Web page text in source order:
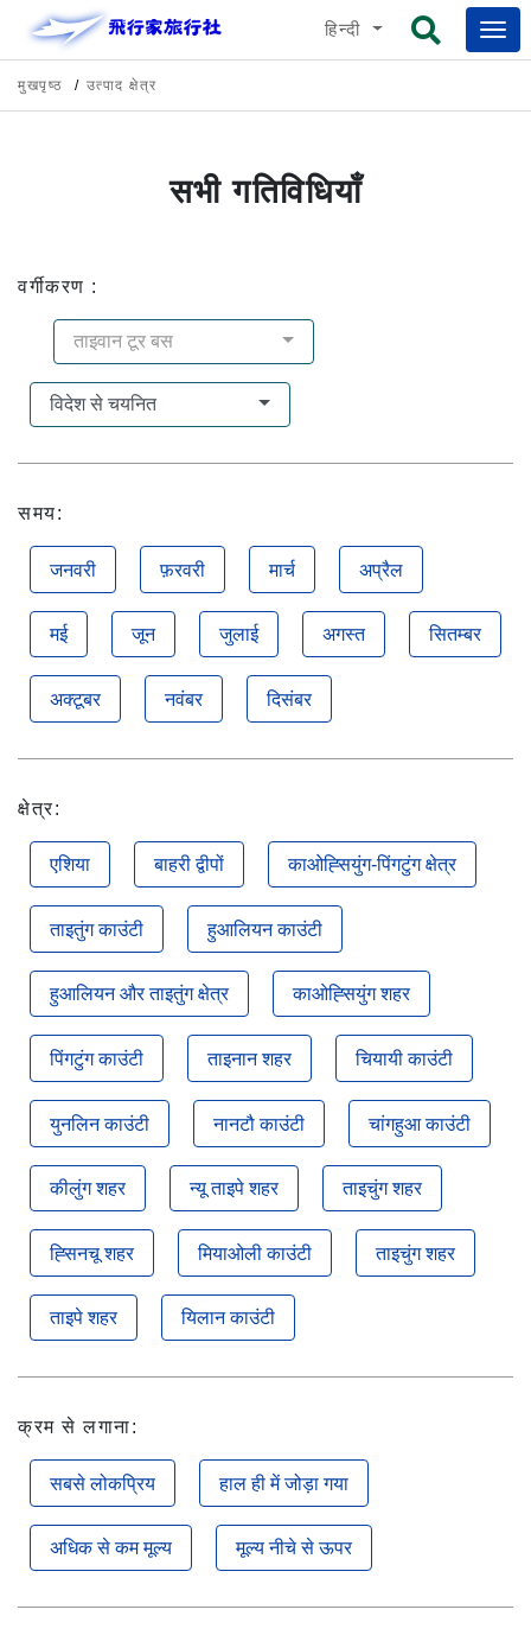
हिन्दी
मुखपृष्ठ उत्पाद क्षेत्र
सभी गतिविधियाँ
वर्गीकरण :
ताइवान टूर बस
विदेश से चयनित
समय:
जनवरी फ़रवरी मार्च अप्रैल
मई जून जुलाई अगस्त सितम्बर
अक्टूबर नवंबर दिसंबर
क्षेत्र:
एशिया बाहरी द्वीपों काओह्सियुंग-पिंगटुंग क्षेत्र
ताइतुंग काउंटी हुआलियन काउंटी
हुआलियन और ताइतुंग क्षेत्र काओह्सियुंग शहर
पिंगटुंग काउंटी ताइनान शहर चियायी काउंटी
युनलिन काउंटी नानटौ काउंटी चांगहुआ काउंटी
कीलुंग शहर न्यू ताइपे शहर ताइचुंग शहर
ह्सिनचू शहर मियाओली काउंटी ताइचुंग शहर
ताइपे शहर यिलान काउंटी
क्रम से लगाना:
सबसे लोकप्रिय हाल ही में जोड़ा गया
अधिक से कम मूल्य मूल्य नीचे से ऊपर